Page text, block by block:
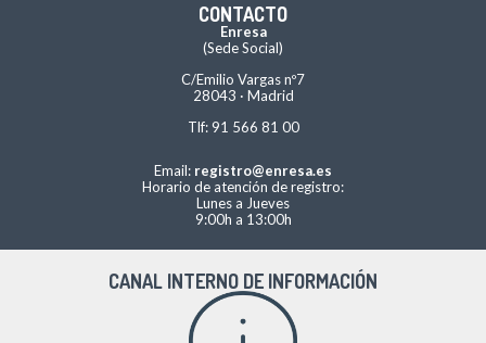
CONTACTO
Enresa
(Sede Social)
C/Emilio Vargas nº7
28043 · Madrid
Tlf: 91 566 81 00
Email: registro@enresa.es
Horario de atención de registro:
Lunes a Jueves
9:00h a 13:00h
CANAL INTERNO DE INFORMACIÓN